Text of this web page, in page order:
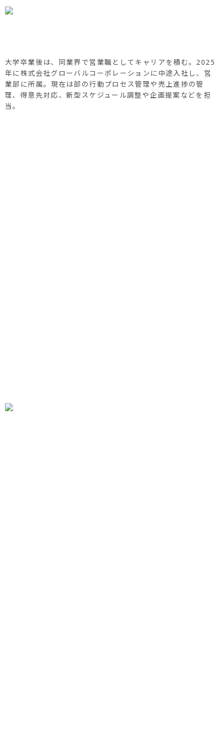
大学卒業後は、同業界で営業職としてキャリアを積む。2025
年に株式会社グローバルコーポレーションに中途入社し、営
業部に所属。現在は部の行動プロセス管理や売上進捗の管
理、得意先対応、新型スケジュール調整や企画提案などを担
当。